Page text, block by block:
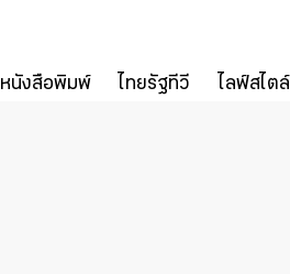
หนังสือพิมพ์ ไทยรัฐทีวี ไลฟ์สไตล์